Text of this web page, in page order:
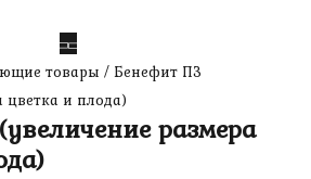
товары / Бенефит ПЗ
цветка и плода)
размера